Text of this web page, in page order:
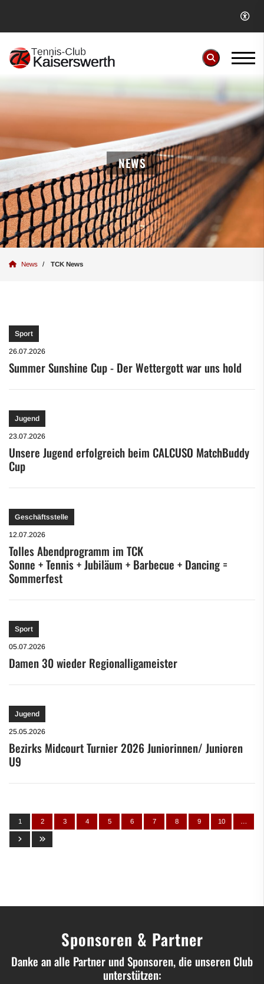
NEWS
News TCK News
Sport
26.07.2026
Summer Sunshine Cup - Der Wettergott war uns hold
Jugend
23.07.2026
Unsere Jugend erfolgreich beim CALCUSO MatchBuddy
Cup
Geschäftsstelle
12.07.2026
Tolles Abendprogramm im TCK
Sonne + Tennis + Jubiläum + Barbecue + Dancing =
Sommerfest
Sport
05.07.2026
Damen 30 wieder Regionalligameister
Jugend
25.05.2026
Bezirks Midcourt Turnier 2026 Juniorinnen/ Junioren
U9
1 2 3 4 5 6 7 8 9 10 …
Sponsoren & Partner
Danke an alle Partner und Sponsoren, die unseren Club
unterstützen: